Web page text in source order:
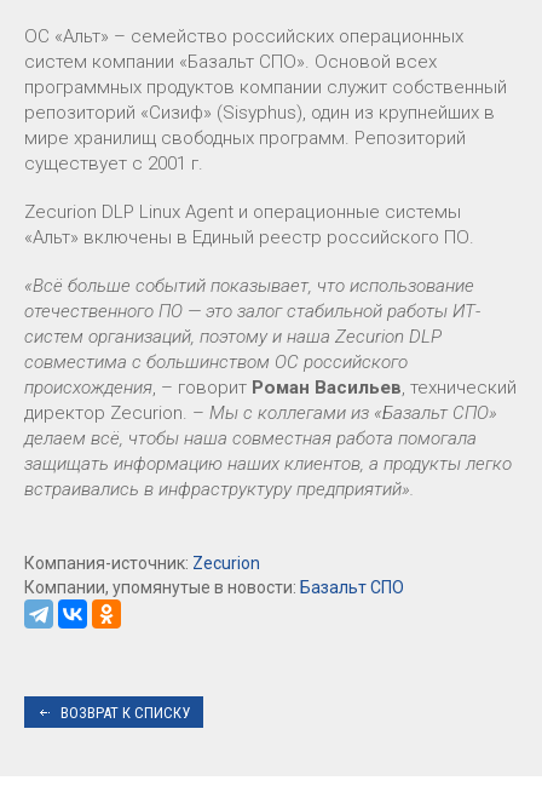
ОС «Альт» – семейство российских операционных
систем компании «Базальт СПО». Основой всех
программных продуктов компании служит собственный
репозиторий «Сизиф» (Sisyphus), один из крупнейших в
мире хранилищ свободных программ. Репозиторий
существует с 2001 г.
Zecurion DLP Linux Agent и операционные системы
«Альт» включены в Единый реестр российского ПО.
«Всё больше событий показывает, что использование
отечественного ПО — это залог стабильной работы ИТ-
систем организаций, поэтому и наша Zecurion DLP
совместима с большинством ОС российского
происхождения, – говорит Роман Васильев, технический
директор Zecurion. – Мы с коллегами из «Базальт СПО»
делаем всё, чтобы наша совместная работа помогала
защищать информацию наших клиентов, а продукты легко
встраивались в инфраструктуру предприятий».
Компания-источник: Zecurion
Компании, упомянутые в новости: Базальт СПО
ВОЗВРАТ К СПИСКУ